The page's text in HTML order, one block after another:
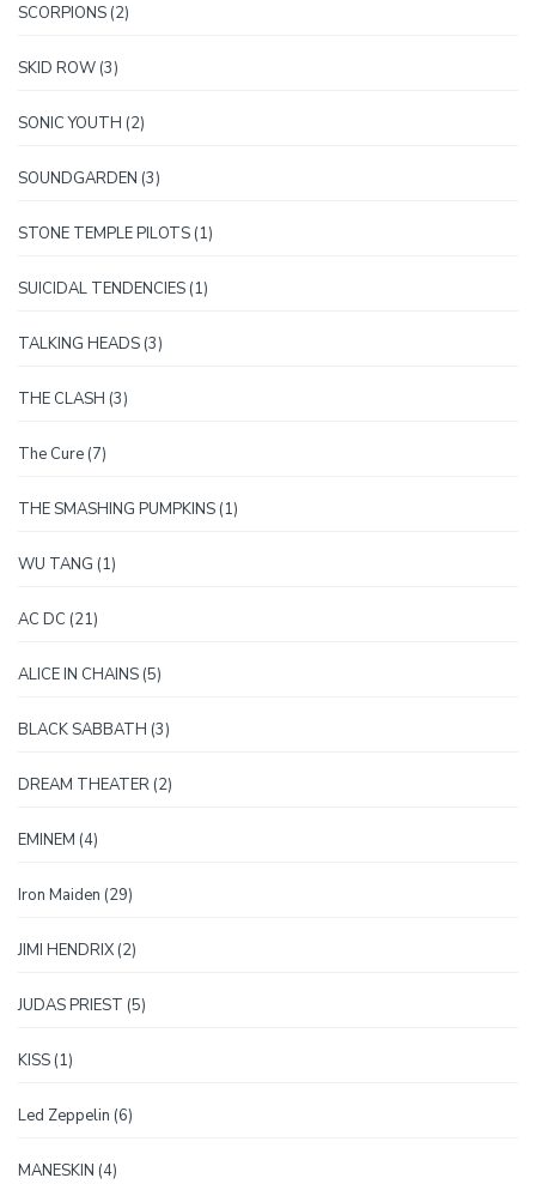
SCORPIONS 22
SKID ROW 33
SONIC YOUTH 22
SOUNDGARDEN 33
STONE TEMPLE PILOTS 11
SUICIDAL TENDENCIES 11
TALKING HEADS 33
THE CLASH 33
The Cure 77
THE SMASHING PUMPKINS 11
WU TANG 11
AC DC 2121
ALICE IN CHAINS 55
BLACK SABBATH 33
DREAM THEATER 22
EMINEM 44
Iron Maiden 2929
JIMI HENDRIX 22
JUDAS PRIEST 55
KISS 11
Led Zeppelin 66
MANESKIN 44